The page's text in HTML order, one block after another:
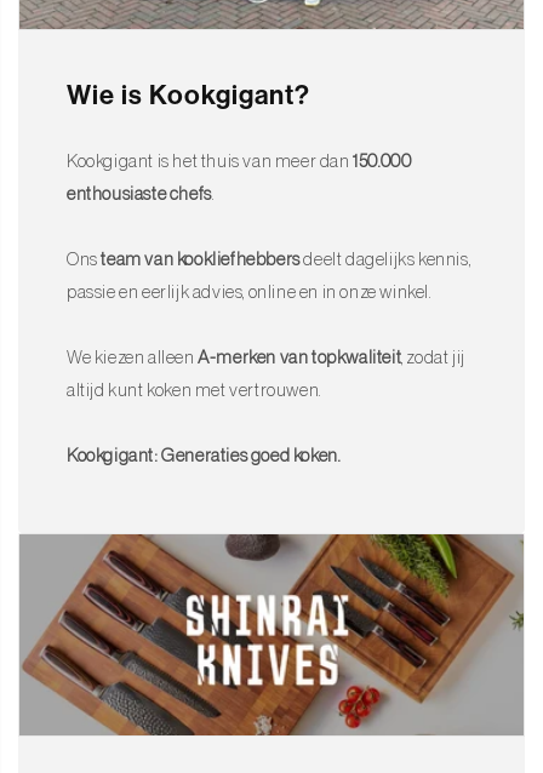
Wie is Kookgigant?
Kookgigant is het thuis van meer dan150.000
enthousiaste chefs.
Onsteam van kookliefhebbersdeelt dagelijks kennis,
passie en eerlijk advies, online en in onze winkel.
We kiezen alleenA-merken van topkwaliteit , zodat jij
altijd kunt koken met vertrouwen.
Kookgigant: Generaties goed koken.